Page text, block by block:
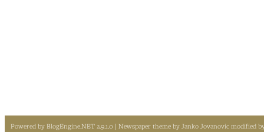
Powered byBlogEngine.NET 2.9.1.0 | Newspaper theme byJanko Jovanovicmodified